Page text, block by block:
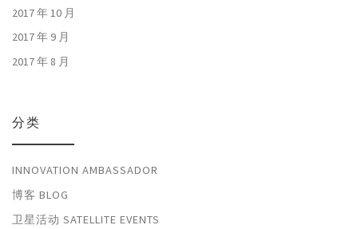
2017 年 10 月
2017 年 9 月
2017 年 8 月
分类
INNOVATION AMBASSADOR
博客 BLOG
卫星活动 SATELLITE EVENTS